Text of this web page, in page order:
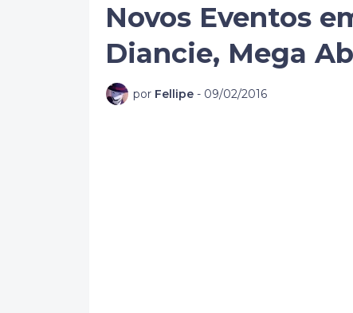
Novos Eventos
Diancie, Mega
por Fellipe - 09/02/2016